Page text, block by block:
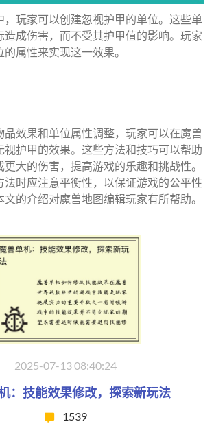
，玩家可以创建忽视护甲的单位。这些单
造成伤害，而不受其护甲值的影响。玩家
属性来实现这一效果。
品效果和单位属性调整，玩家可以在魔兽
视护甲的效果。这些方法和技巧可以帮助
大的伤害，提高游戏的乐趣和挑战性。
法时应注意平衡性，以保证游戏的公平性
的介绍对魔兽地图编辑玩家有所帮助。
2025-07-13 08:40:24
：技能效果修改，探索新玩法
1539